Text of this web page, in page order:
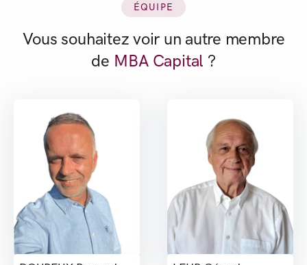
ÉQUIPE
Vous souhaitez voir un autre membre
de MBA Capital ?